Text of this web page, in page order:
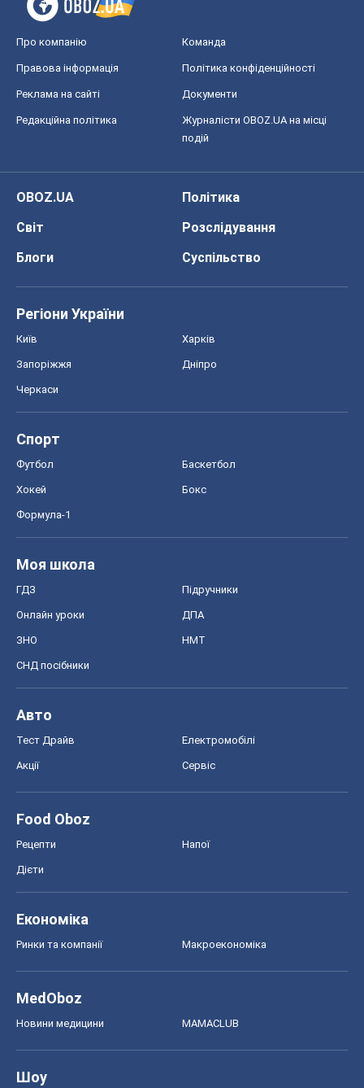
Про компанію Команда
Правова інформація Політика конфіденційності
Реклама на сайті Документи
Редакційна політика
Журналісти OBOZ.UA на місці
подій
OBOZ.UA
Політика
Світ
Розслідування
Блоги
Суспільство
Регіони України
Київ Харків
Запоріжжя Дніпро
Черкаси
Спорт
Футбол Баскетбол
Хокей Бокс
Формула-1
Моя школа
ГДЗ Підручники
Онлайн уроки ДПА
ЗНО НМТ
СНД посібники
Авто
Тест Драйв Електромобілі
Акції Сервіс
Food Oboz
Рецепти Напої
Дієти
Економіка
Ринки та компанії Макроекономіка
MedOboz
Новини медицини MAMACLUB
Шоу